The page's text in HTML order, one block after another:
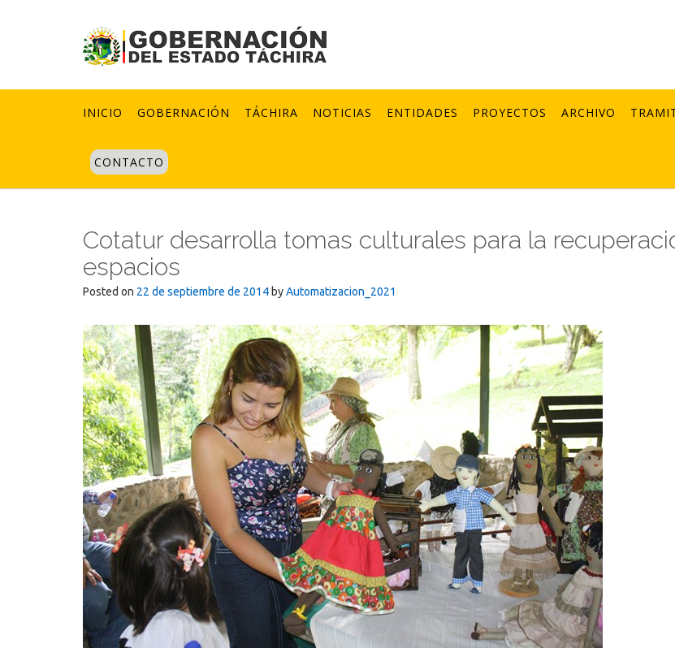
INICIO GOBERNACIÓN TÁCHIRA NOTICIAS ENTIDADES PROYECTOS ARCHIVO
CONTACTO
Cotatur desarrolla tomas culturales para la
espacios
Posted on 22 de septiembre de 2014 byAutomatizacion_2021